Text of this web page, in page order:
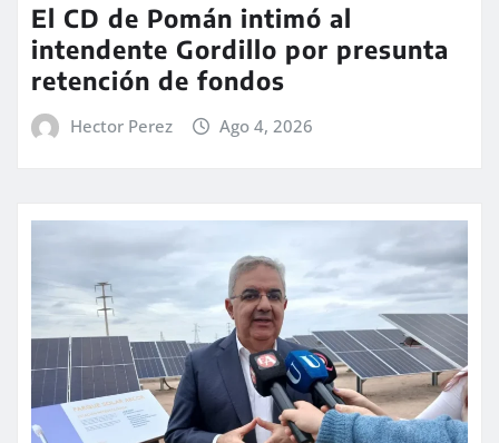
El CD de Pomán intimó al
intendente Gordillo por presunta
retención de fondos
Hector Perez Ago 4, 2026